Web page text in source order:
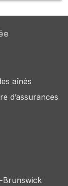
aînés
d’assurances
Brunswick